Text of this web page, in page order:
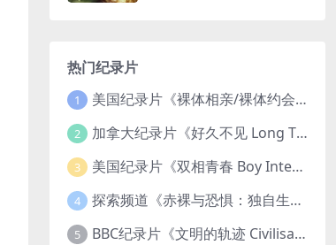
热门纪录片
1 美国纪录片《裸体相亲/裸体约会 Dating Naked 2014-2016》第1-3季全33集 英语中英双字 无水印纯净版 1080P/MKV/85.6G 裸体相亲真人秀
2 加拿大纪录片《好久不见 Long Time Comin 1993》英语中英双字 官方纯净版 1080P/MKV/1G 女同性艺术家
3 美国纪录片《双相青春 Boy Interrupted 2009》英语中英双字 官方纯净版 1080P/MKV/1.43G 青少年躁郁症
4 探索频道《赤裸与恐惧：独自生存/赤裸荒野求生 Naked and Afraid: Solo 2023》第一季全8集 英语中英双字 官方纯净版 高码1080P/MKV/45.4G
5 BBC纪录片《文明的轨迹 Civilisations 1969》全13集 英语中英双字 高清收藏版 1080P/MKV/64.1G 西方艺术史话